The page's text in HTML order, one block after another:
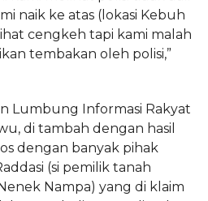
naik ke atas (lokasi Kebuh
cengkeh tapi kami malah
tembakan oleh polisi,”
Lumbung Informasi Rakyat
di tambah dengan hasil
dengan banyak pihak
(si pemilik tanah
Nampa) yang di klaim